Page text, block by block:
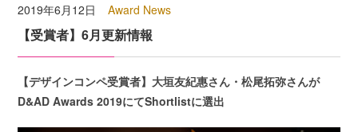
2019年6月12日 Award News
【受賞者】6月更新情報
【デザインコンペ受賞者】大垣友紀惠さん・松尾拓弥さんが
D&AD Awards 2019にてShortlistに選出